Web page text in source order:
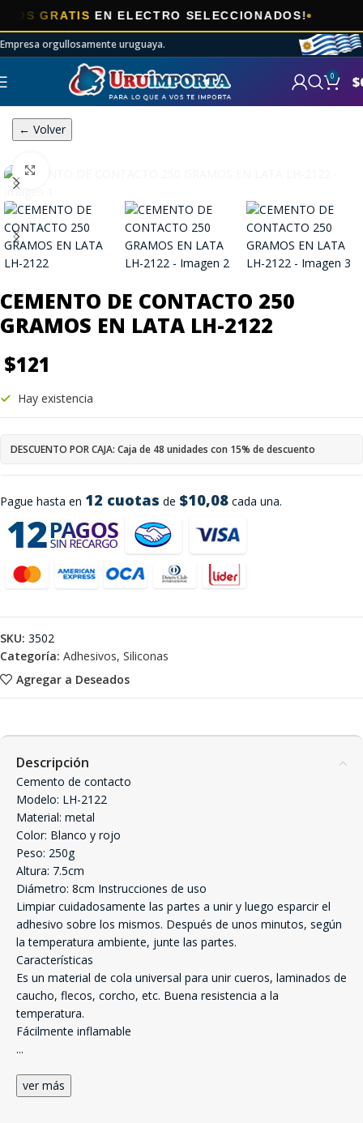
GRATISEN ELECTRO SELECCIONADOS!
Empresa orgullosamente uruguaya.
0 $
← Volver
CEMENTO DE CONTACTO 250
GRAMOS EN LATA LH-2122
$121
Pague hasta en 12 cuotas de $10,08 cada una.
Hay existencia
DESCUENTO POR CAJA: Caja de 48 unidades con 15% de descuento
Agregar a Deseados
SKU: 3502
Categoría: Adhesivos, Siliconas
Descripción
Cemento de contacto
Modelo: LH-2122
Material: metal
Color: Blanco y rojo
Peso: 250g
Altura: 7.5cm
Diámetro: 8cm Instrucciones de uso
Limpiar cuidadosamente las partes a unir y luego esparcir el
adhesivo sobre los mismos. Después de unos minutos, según
la temperatura ambiente, junte las partes.
Características
Es un material de cola universal para unir cueros, laminados de
caucho, flecos, corcho, etc. Buena resistencia a la
temperatura.
Fácilmente inflamable
...
ver más